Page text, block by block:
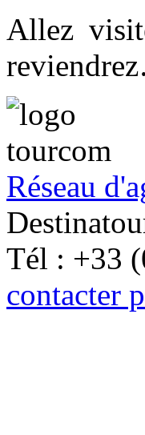
Allez
Réseau
Tél : +33
contacter